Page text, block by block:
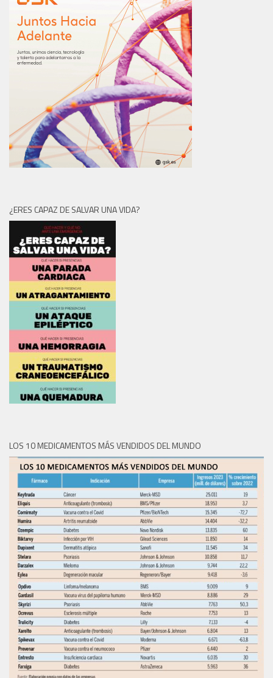
¿ERES CAPAZ DE SALVAR UNA VIDA?
LOS 10 MEDICAMENTOS MÁS VENDIDOS DEL MUNDO